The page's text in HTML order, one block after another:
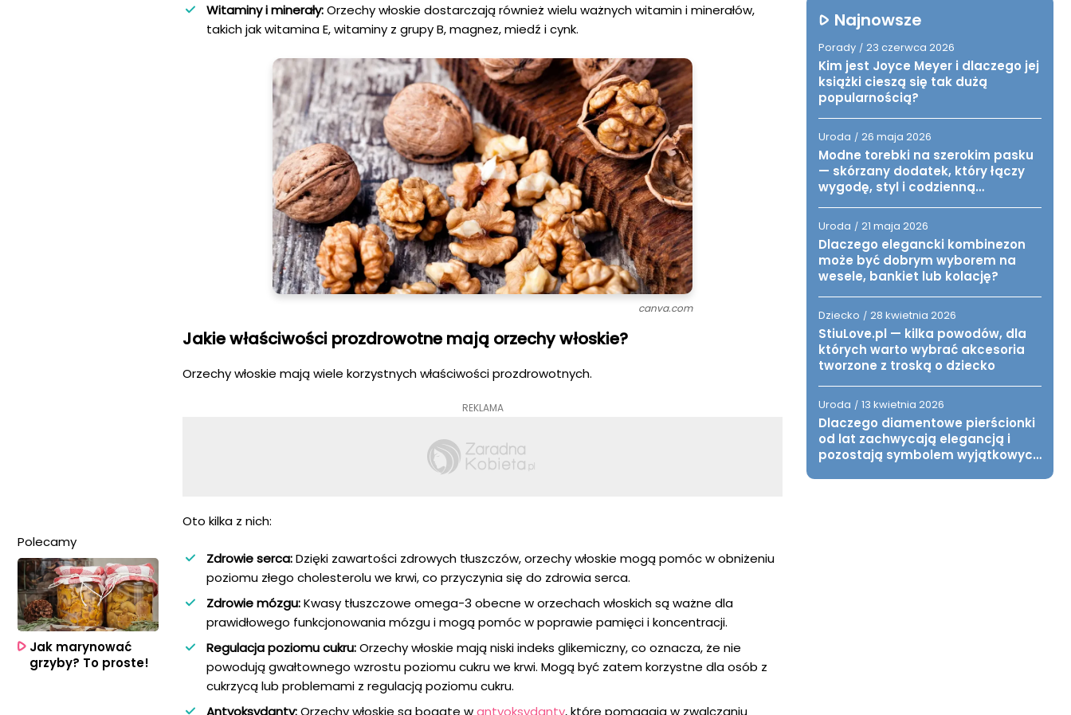
Witaminy i minerały:Orzechy włoskie dostarczają również wielu ważnych witamin i minerałów,
takich jak witamina E, witaminy z grupy B, magnez, miedź i cynk.
canva.com
Jakie właściwości prozdrowotne mają orzechy włoskie?
Orzechy włoskie mają wiele korzystnych właściwości prozdrowotnych.
REKLAMA
Oto kilka z nich:
Zdrowie serca:Dzięki zawartości zdrowych tłuszczów, orzechy włoskie mogą pomóc w obniżeniu
poziomu złego cholesterolu we krwi, co przyczynia się do zdrowia serca.
Zdrowie mózgu:Kwasy tłuszczowe omega-3 obecne w orzechach włoskich są ważne dla
prawidłowego funkcjonowania mózgu i mogą pomóc w poprawie pamięci i koncentracji.
Regulacja poziomu cukru:Orzechy włoskie mają niski indeks glikemiczny, co oznacza, że nie
powodują gwałtownego wzrostu poziomu cukru we krwi. Mogą być zatem korzystne dla osób z
cukrzycą lub problemami z regulacją poziomu cukru.
Antyoksydanty:Orzechy włoskie są bogate wantyoksydanty, które pomagają w zwalczaniu
Polecamy
Jak marynować
grzyby? To proste!
Najnowsze
Porady / 23 czerwca 2026
Kim jest Joyce Meyer i dlaczego jej
książki cieszą się tak dużą
popularnością?
Uroda / 26 maja 2026
Modne torebki na szerokim pasku
— skórzany dodatek, który łączy
wygodę, styl i codzienną
Uroda / 21 maja 2026
Dlaczego elegancki kombinezon
może być dobrym wyborem na
wesele, bankiet lub kolację?
Dziecko / 28 kwietnia 2026
StiuLove.pl — kilka powodów, dla
których warto wybrać akcesoria
tworzone z troską o dziecko
Uroda / 13 kwietnia 2026
Dlaczego diamentowe pierścionki
od lat zachwycają elegancją i
pozostają symbolem wyjątkowych